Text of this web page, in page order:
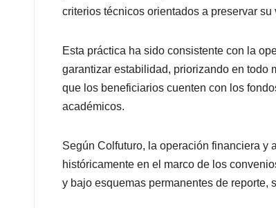
criterios técnicos orientados a preservar
Esta práctica ha sido consistente con la
garantizar estabilidad, priorizando en todo
que los beneficiarios cuenten con los
académicos.
Según Colfuturo, la operación financiera y
históricamente en el marco de los
y bajo esquemas permanentes de reporte,